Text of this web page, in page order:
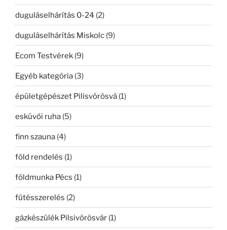
duguláselhárítás 0-24 (2)
duguláselhárítás Miskolc (9)
Ecom Testvérek (9)
Egyéb kategória (3)
épületgépészet Pilisvörösvá (1)
esküvői ruha (5)
finn szauna (4)
föld rendelés (1)
földmunka Pécs (1)
fűtésszerelés (2)
gázkészülék Pilsivörösvár (1)